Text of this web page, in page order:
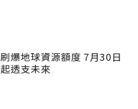
刷爆地球資源額度 7月30日
起透支未來